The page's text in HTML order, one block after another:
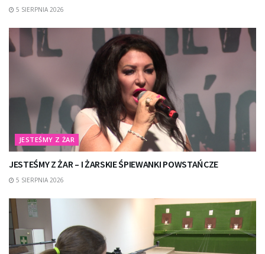
5 SIERPNIA 2026
JESTEŚMY Z ŻAR
JESTEŚMY Z ŻAR – I ŻARSKIE ŚPIEWANKI POWSTAŃCZE
5 SIERPNIA 2026